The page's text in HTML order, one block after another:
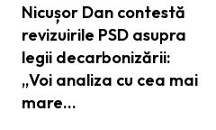
Nicușor Dan contestă
revizuirile PSD asupra
legii decarbonizării:
„Voi analiza cu cea mai
mare…